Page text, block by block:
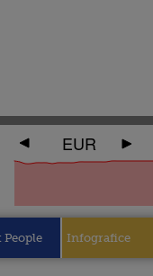
EUR
People Infografice